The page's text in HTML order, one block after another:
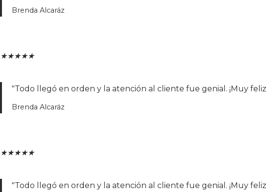
Brenda Alcaráz
★★★★★
"Todo llegó en orden y la atención al cliente fue genial. ¡Muy
Brenda Alcaráz
★★★★★
"Todo llegó en orden y la atención al cliente fue genial. ¡Muy